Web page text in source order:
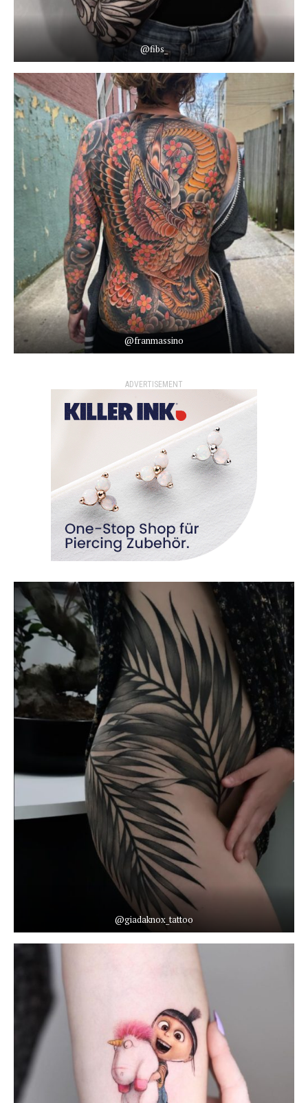
@fibs_
@franmassino
ADVERTISEMENT
@giadaknox_tattoo